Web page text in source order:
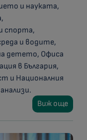
и науката,
спорта,
и водите,
детето, Офиса
в България,
и Националния
Виж още